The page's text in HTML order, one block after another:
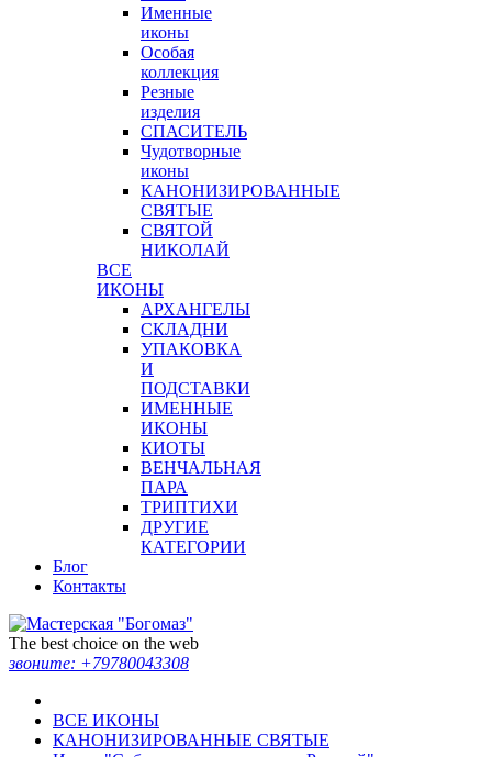
Именные
иконы
Особая
коллекция
Резные
изделия
СПАСИТЕЛЬ
Чудотворные
иконы
КАНОНИЗИРОВАННЫЕ
СВЯТЫЕ
СВЯТОЙ
НИКОЛАЙ
ВСЕ
ИКОНЫ
АРХАНГЕЛЫ
СКЛАДНИ
УПАКОВКА
И
ПОДСТАВКИ
ИМЕННЫЕ
ИКОНЫ
КИОТЫ
ВЕНЧАЛЬНАЯ
ПАРА
ТРИПТИХИ
ДРУГИЕ
КАТЕГОРИИ
Блог
Контакты
The best choice on the web
звоните: +79780043308
ВСЕ ИКОНЫ
КАНОНИЗИРОВАННЫЕ СВЯТЫЕ